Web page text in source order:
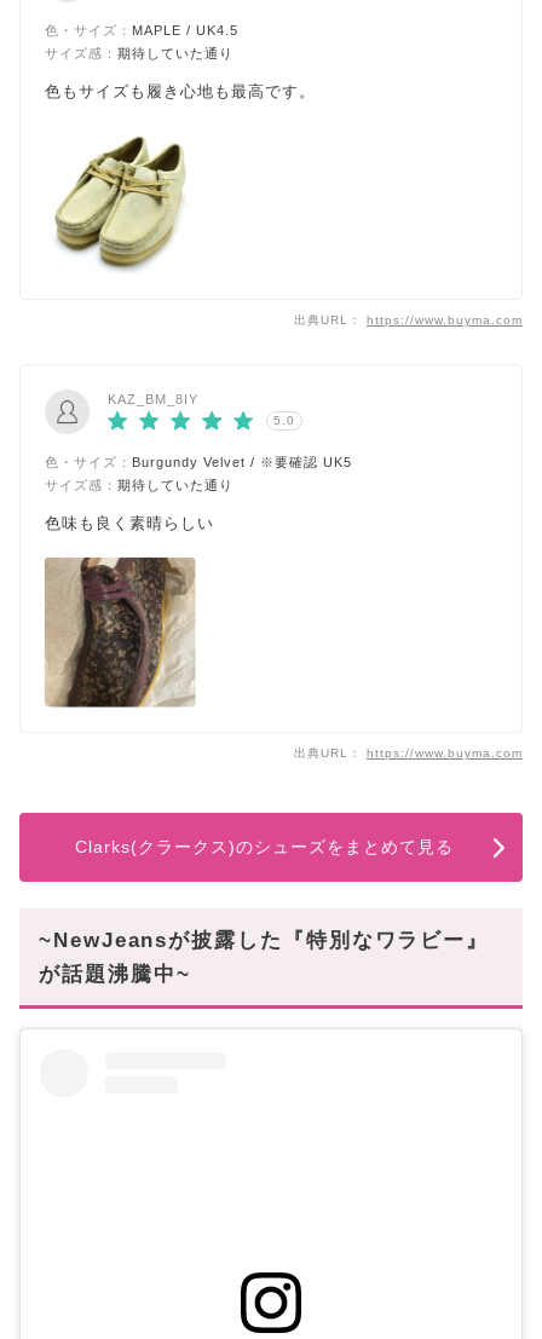
色・サイズ： MAPLE / UK4.5
サイズ感： 期待していた通り
色もサイズも履き心地も最高です。
出典URL： https://www.buyma.com
KAZ_BM_8IY
5.0
色・サイズ：
Burgundy Velvet / ※要確認 UK5
サイズ感： 期待していた通り
色味も良く素晴らしい
出典URL： https://www.buyma.com
Clarks(クラークス)のシューズをまとめて見る
~NewJeansが披露した『特別なワラビー』
が話題沸騰中~